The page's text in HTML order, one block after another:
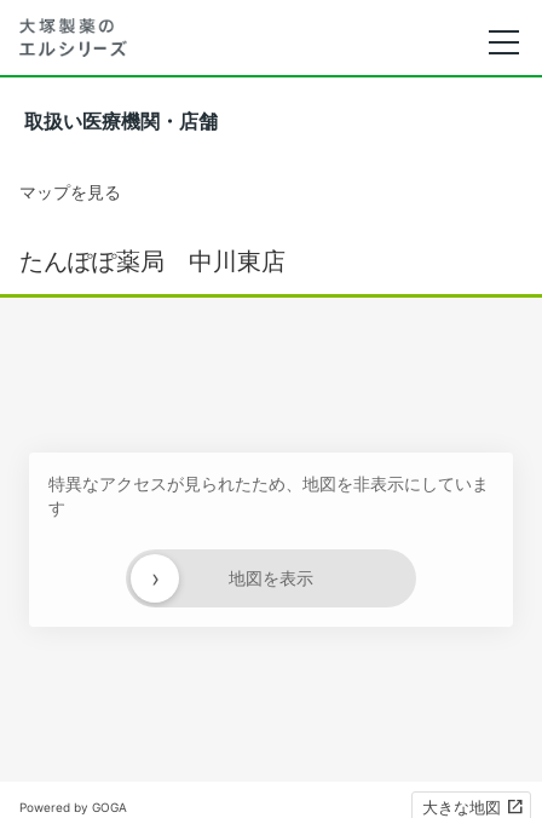
取扱い医療機関・店舗
マップを見る
たんぽぽ薬局 中川東店
特異なアクセスが見られたため、地図を非表示にしていま
す
地図を表示
›
Powered by GOGA 大きな地図